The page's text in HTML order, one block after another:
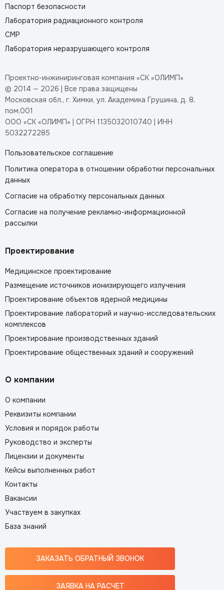
Паспорт безопасности
Лаборатория радиационного контроля
СМР
Лаборатория неразрушающего контроля
Проектно-инжиниринговая компания «СК «ОЛИМП»
© 2014 — 2026 | Все права защищены
Московская обл., г. Химки, ул. Академика Грушина, д. 8,
пом.001
ООО «СК «ОЛИМП» | ОГРН 1135032010740 | ИНН
5032272285
Пользовательское соглашение
Политика оператора в отношении обработки персональных
данных
Согласие на обработку персональных данных
Согласие на получение рекламно-информационной
рассылки
Проектирование
Медицинское проектирование
Размещение источников ионизирующего излучения
Проектирование объектов ядерной медицины
Проектирование лабораторий и научно-исследовательских
комплексов
Проектирование производственных зданий
Проектирование общественных зданий и сооружений
О компании
О компании
Реквизиты компании
Условия и порядок работы
Руководство и эксперты
Лицензии и документы
Кейсы выполненных работ
Контакты
Вакансии
Участвуем в закупках
База знаний
ЗАКАЗАТЬ ОБРАТНЫЙ ЗВОНОК
ЗАЯВКА НА РАСЧЕТ